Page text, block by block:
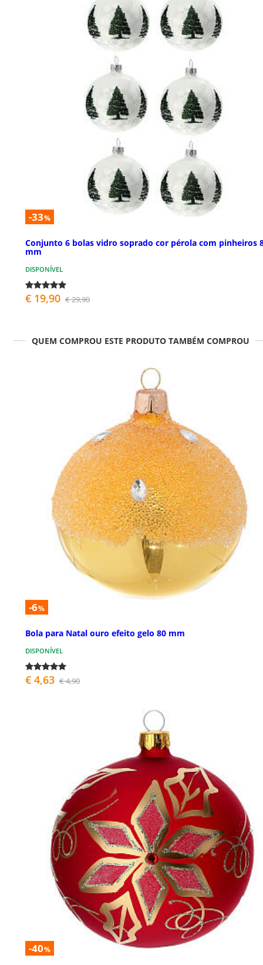
-33%
Conjunto 6 bolas vidro soprado cor pérola com pinheiros
mm
DISPONÍVEL
€ 19,90 € 29,90
QUEM COMPROU ESTE PRODUTO TAMBÉM COMPROU
-6%
Bola para Natal ouro efeito gelo 80 mm
DISPONÍVEL
€ 4,63 € 4,90
-40%